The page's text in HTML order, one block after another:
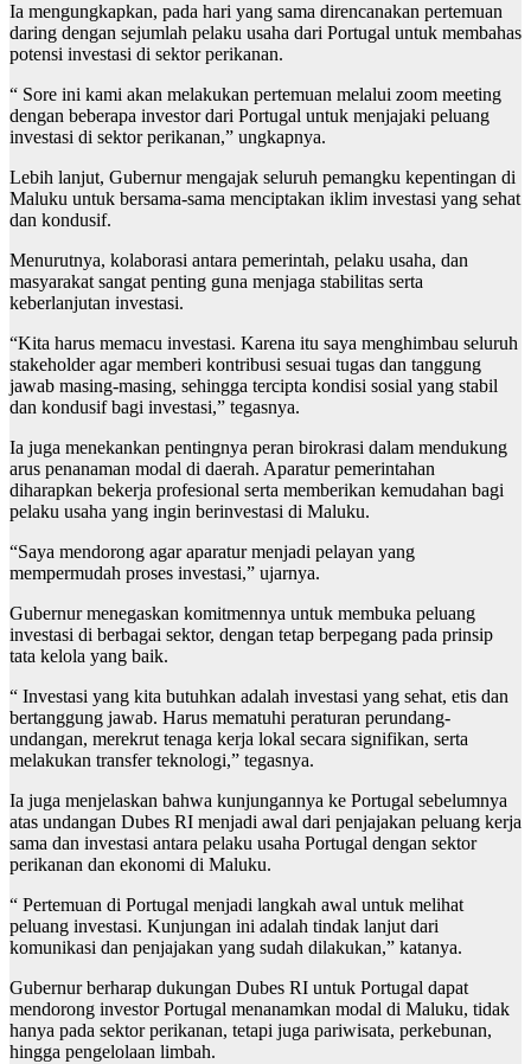
Ia mengungkapkan, pada hari yang sama direncanakan pertemuan
daring dengan sejumlah pelaku usaha dari Portugal untuk membahas
potensi investasi di sektor perikanan.
“ Sore ini kami akan melakukan pertemuan melalui zoom meeting
dengan beberapa investor dari Portugal untuk menjajaki peluang
investasi di sektor perikanan,” ungkapnya.
Lebih lanjut, Gubernur mengajak seluruh pemangku kepentingan di
Maluku untuk bersama-sama menciptakan iklim investasi yang sehat
dan kondusif.
Menurutnya, kolaborasi antara pemerintah, pelaku usaha, dan
masyarakat sangat penting guna menjaga stabilitas serta
keberlanjutan investasi.
“Kita harus memacu investasi. Karena itu saya menghimbau seluruh
stakeholder agar memberi kontribusi sesuai tugas dan tanggung
jawab masing-masing, sehingga tercipta kondisi sosial yang stabil
dan kondusif bagi investasi,” tegasnya.
Ia juga menekankan pentingnya peran birokrasi dalam mendukung
arus penanaman modal di daerah. Aparatur pemerintahan
diharapkan bekerja profesional serta memberikan kemudahan bagi
pelaku usaha yang ingin berinvestasi di Maluku.
“Saya mendorong agar aparatur menjadi pelayan yang
mempermudah proses investasi,” ujarnya.
Gubernur menegaskan komitmennya untuk membuka peluang
investasi di berbagai sektor, dengan tetap berpegang pada prinsip
tata kelola yang baik.
“ Investasi yang kita butuhkan adalah investasi yang sehat, etis dan
bertanggung jawab. Harus mematuhi peraturan perundang-
undangan, merekrut tenaga kerja lokal secara signifikan, serta
melakukan transfer teknologi,” tegasnya.
Ia juga menjelaskan bahwa kunjungannya ke Portugal sebelumnya
atas undangan Dubes RI menjadi awal dari penjajakan peluang kerja
sama dan investasi antara pelaku usaha Portugal dengan sektor
perikanan dan ekonomi di Maluku.
“ Pertemuan di Portugal menjadi langkah awal untuk melihat
peluang investasi. Kunjungan ini adalah tindak lanjut dari
komunikasi dan penjajakan yang sudah dilakukan,” katanya.
Gubernur berharap dukungan Dubes RI untuk Portugal dapat
mendorong investor Portugal menanamkan modal di Maluku, tidak
hanya pada sektor perikanan, tetapi juga pariwisata, perkebunan,
hingga pengelolaan limbah.